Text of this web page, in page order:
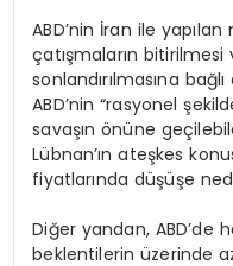
ABD’nin İran ile
çatışmaların
sonlandırılmasına
ABD’nin “rasyonel
savaşın önüne
Lübnan’ın ateşkes
fiyatlarında düşüşe
Diğer yandan, ABD’de
beklentilerin üzerinde